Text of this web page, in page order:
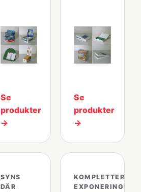
Se
produkter
→
Se
produkter
→
SYNS
DÄR
KOMPLETTERA
EXPONERINGEN